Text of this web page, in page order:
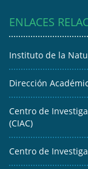
ENLACES
Instituto de la
Dirección
Centro de
(CIAC)
Centro de